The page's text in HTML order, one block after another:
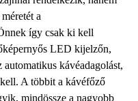
a
így csak ki kell
LED kijelzőn,
kávéadagolást,
A többit a kávéfőző
mindössze a nagyobb